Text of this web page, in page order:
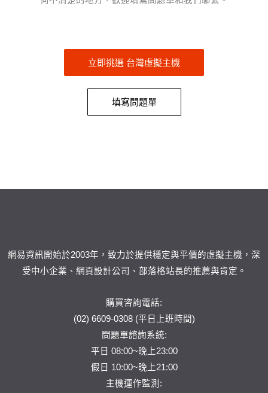
立即挑選 台灣虛擬主機
填寫問題單
網易資訊開始於2003年，致力於提供穩定與平價的虛擬主機，深
受中小企業、網頁設計公司、部落格站長的推薦與肯定。
購買咨詢電話:
(02) 6609-0308 (平日上班時間)
問題單諮詢系統:
平日 08:00~晚上23:00
假日 10:00~晚上21:00
主機運作監測: